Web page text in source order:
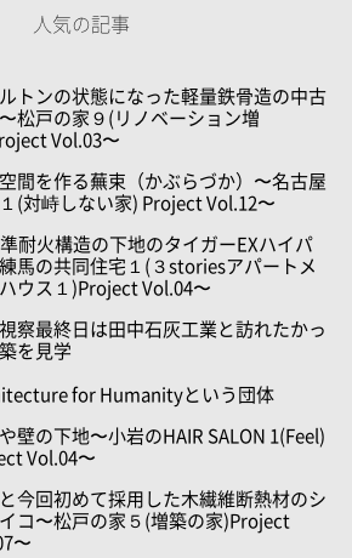
人気の記事
トンの状態になった軽量鉄骨造の中古
松戸の家９(リノベーション増
Vol.03〜
間を作る蕪束（かぶらづか）〜名古屋
(対峙しない家) Project Vol.12〜
耐火構造の下地のタイガーEXハイパ
馬の共同住宅１(３storiesアパートメ
ウス１)Project Vol.04〜
察最終日は田中石灰工業と訪れたかっ
を見学
for Humanityという団体
壁の下地〜小岩のHAIR SALON 1(Feel)
Vol.04〜
と今回初めて採用した木繊維断熱材のシ
コ〜松戸の家５(増築の家)Project
〜